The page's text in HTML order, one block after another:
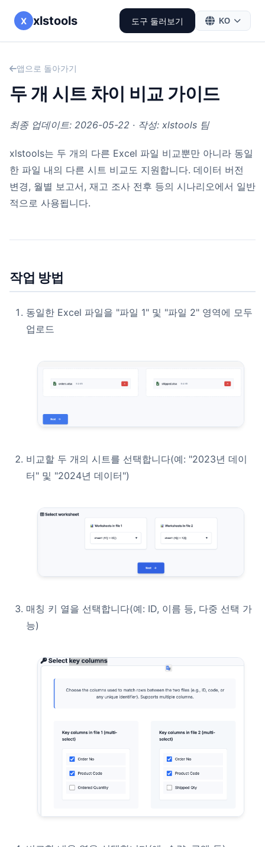
X xlstools 도구 둘러보기 KO
앱으로 돌아가기
두 개 시트 차이 비교 가이드
최종 업데이트: 2026-05-22 · 작성: xlstools 팀
xlstools는 두 개의 다른 Excel 파일 비교뿐만 아니라 동일
한 파일 내의 다른 시트 비교도 지원합니다. 데이터 버전
변경, 월별 보고서, 재고 조사 전후 등의 시나리오에서 일반
적으로 사용됩니다.
작업 방법
동일한 Excel 파일을 "파일 1" 및 "파일 2" 영역에 모두
업로드
비교할 두 개의 시트를 선택합니다(예: "2023년 데이
터" 및 "2024년 데이터")
매칭 키 열을 선택합니다(예: ID, 이름 등, 다중 선택 가
능)